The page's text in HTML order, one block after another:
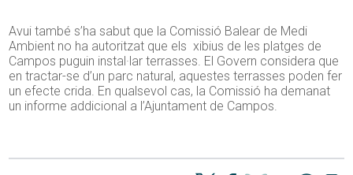
Avui també s’ha sabut que la Comissió Balear de Medi
Ambient no ha autoritzat que els xibius de les platges de
Campos puguin instal·lar terrasses. El Govern considera que
en tractar-se d’un parc natural, aquestes terrasses poden fer
un efecte crida. En qualsevol cas, la Comissió ha demanat
un informe addicional a l’Ajuntament de Campos.